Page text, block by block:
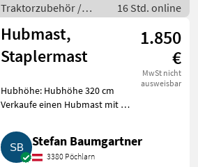
Traktorzubehör /
Heckstapler
16 Std. online
Hubmast,
Staplermast
1.850
€
MwSt nicht
ausweisbar
Hubhöhe: Hubhöhe 320 cm
Verkaufe einen Hubmast mit 3,
Gabelträgerbreite 1, 50 m, 1 m
Zinkenlänge. Traktorzubehör
Heckstapler
Stefan Baumgartner
3380 Pöchlarn